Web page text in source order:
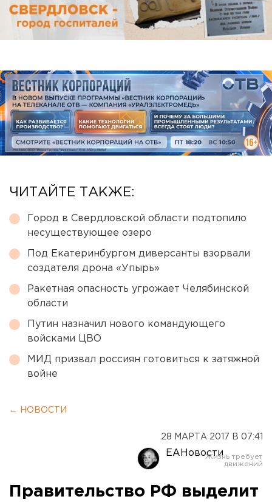
ЧИТАЙТЕ ТАКЖЕ:
Город в Свердловской области подтопило
несуществующее озеро
Под Екатеринбургом диверсанты взорвали
создателя дрона «Упырь»
Ракетная опасность угрожает Челябинской
области
Путин назначил нового командующего
войсками ЦВО
МИД призвал россиян готовиться к затяжной
войне
← НОВОСТИ
28 МАРТА 2017 В 07:41
ЕАНовости
Правительство РФ выделит